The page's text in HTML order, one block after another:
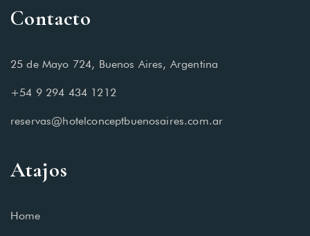
Contacto
25 de Mayo 724, Buenos Aires, Argentina
+54 9 294 434 1212
reservas@hotelconceptbuenosaires.com.ar
Atajos
Home